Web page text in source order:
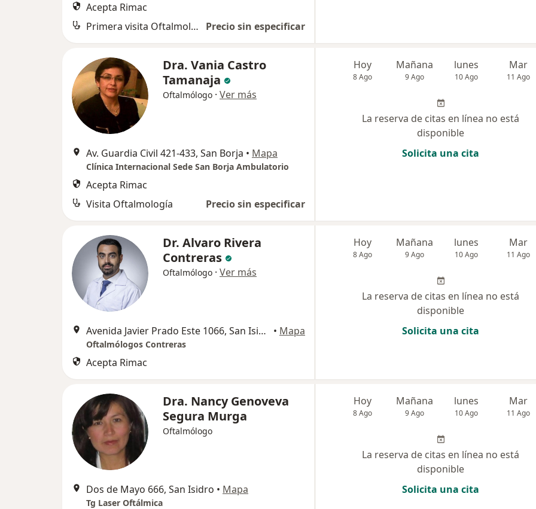
Acepta Rimac
Primera visita Oftalmología
Precio sin especificar
Dra. Vania Castro
Tamanaja
Oftalmólogo · Ver más
Av. Guardia Civil 421-433, San Borja • Mapa
Clínica Internacional Sede San Borja Ambulatorio
Acepta Rimac
Visita Oftalmología
Precio sin especificar
Hoy
8 Ago
Mañana
9 Ago
lunes
10 Ago
Mar
11 Ago
La reserva de citas en línea no está
disponible
Solicita una cita
Dr. Alvaro Rivera
Contreras
Oftalmólogo · Ver más
Avenida Javier Prado Este 1066, San Isidro • Mapa
Oftalmólogos Contreras
Acepta Rimac
Hoy
8 Ago
Mañana
9 Ago
lunes
10 Ago
Mar
11 Ago
La reserva de citas en línea no está
disponible
Solicita una cita
Dra. Nancy Genoveva
Segura Murga
Oftalmólogo
Dos de Mayo 666, San Isidro • Mapa
Tg Laser Oftálmica
Hoy
8 Ago
Mañana
9 Ago
lunes
10 Ago
Mar
11 Ago
La reserva de citas en línea no está
disponible
Solicita una cita